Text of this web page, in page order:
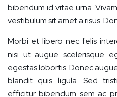
bibendum id vitae urna.
vestibulum sit amet a risus.
Morbi et libero nec felis
nisi ut augue scelerisque
egestas lobortis. Donec
blandit quis ligula. Sed
efficitur bibendum sem ac